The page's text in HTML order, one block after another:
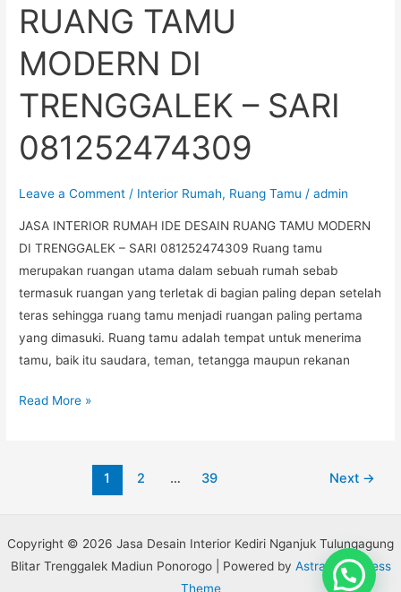
RUANG TAMU
MODERN DI
TRENGGALEK – SARI
081252474309
Leave a Comment / Interior Rumah, Ruang Tamu /admin
JASA INTERIOR RUMAH IDE DESAIN RUANG TAMU MODERN
DI TRENGGALEK – SARI 081252474309 Ruang tamu
merupakan ruangan utama dalam sebuah rumah sebab
termasuk ruangan yang terletak di bagian paling depan setelah
teras sehingga ruang tamu menjadi ruangan paling pertama
yang dimasuki. Ruang tamu adalah tempat untuk menerima
tamu, baik itu saudara, teman, tetangga maupun rekanan
Read More »
1 2 … 39 Next →
Copyright © 2026 Jasa Desain Interior Kediri Nganjuk Tulungagung
Blitar Trenggalek Madiun Ponorogo | Powered by Astra WordPress
Theme